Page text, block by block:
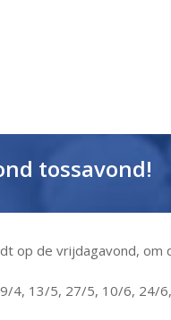
tossavond!
op de vrijdagavond,
4, 13/5, 27/5, 10/6, 24/